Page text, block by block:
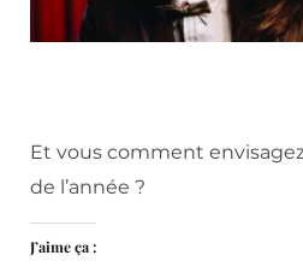
Et vous comment
de l’année ?
J’aime ça :